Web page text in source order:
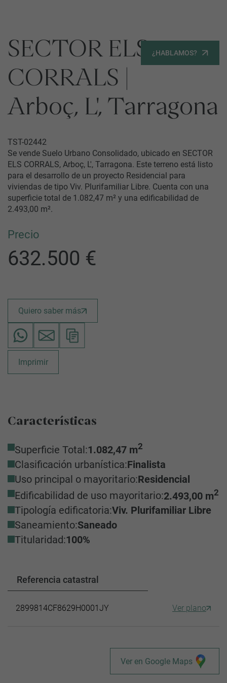
Servicios
Todos
Terrenos
Promoción Inmobiliaria
Equipo
Terrenos
Noticias
Contacta
¿HABLAMOS?
SECTOR ELS
CORRALS |
Arboç, L', Tarragona
TST-02442
Se vende Suelo Urbano Consolidado, ubicado en SECTOR
ELS CORRALS, Arboç, L', Tarragona. Este terreno está listo
para el desarrollo de un proyecto Residencial para
viviendas de tipo Viv. Plurifamiliar Libre. Cuenta con una
superficie total de 1.082,47 m² y una edificabilidad de
2.493,00 m².
Precio
632.500 €
Quiero saber más
Imprimir
Características
Superficie Total:1.082,47 m2
Clasificación urbanística:Finalista
Uso principal o mayoritario:Residencial
Edificabilidad de uso mayoritario:2.493,00 m2
Tipología edificatoria:Viv. Plurifamiliar Libre
Saneamiento:Saneado
Titularidad:100%
Referencia catastral
2899814CF8629H0001JY Ver plano
Ver en Google Maps